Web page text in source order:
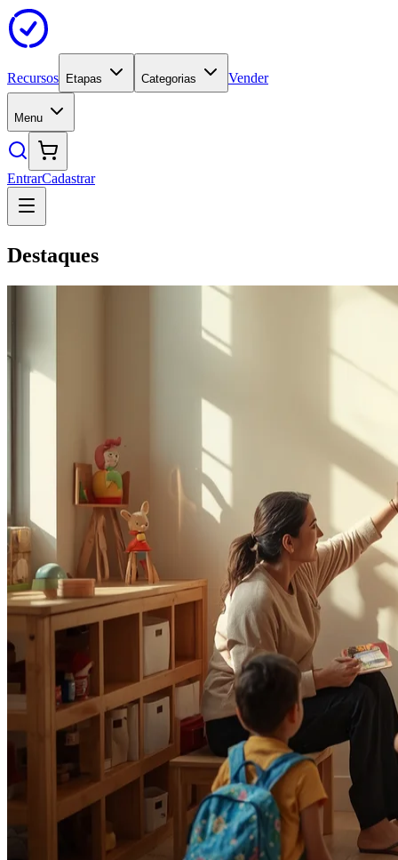
Recursos Etapas Categorias Vender
Menu
EntrarCadastrar
Destaques